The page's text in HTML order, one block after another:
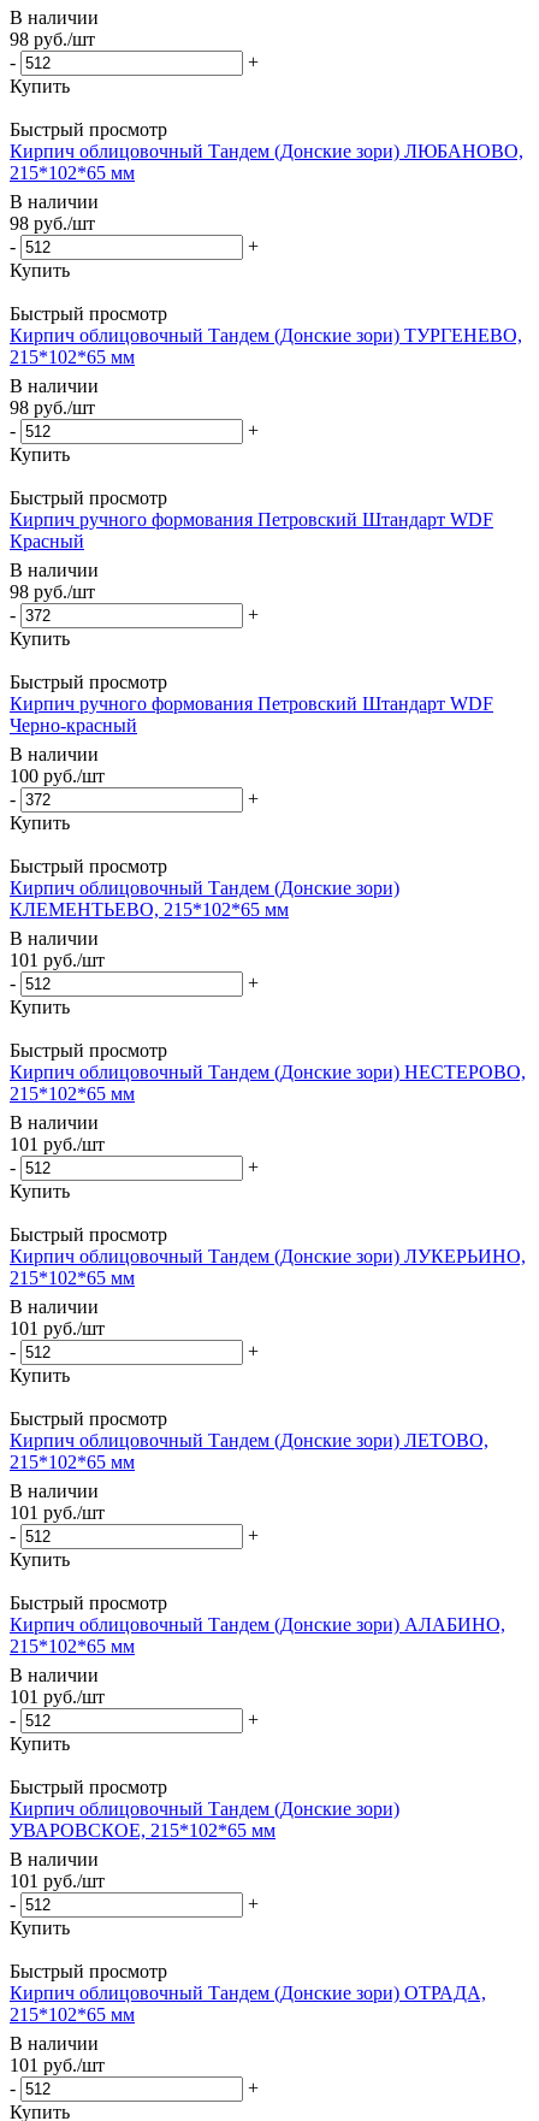
В наличии
98 руб./шт
-
+
Купить
Быстрый просмотр
Кирпич облицовочный Тандем (Донские зори) ЛЮБАНОВО,
215*102*65 мм
В наличии
98 руб./шт
-
+
Купить
Быстрый просмотр
Кирпич облицовочный Тандем (Донские зори) ТУРГЕНЕВО,
215*102*65 мм
В наличии
98 руб./шт
-
+
Купить
Быстрый просмотр
Кирпич ручного формования Петровский Штандарт WDF
Красный
В наличии
98 руб./шт
-
+
Купить
Быстрый просмотр
Кирпич ручного формования Петровский Штандарт WDF
Черно-красный
В наличии
100 руб./шт
-
+
Купить
Быстрый просмотр
Кирпич облицовочный Тандем (Донские зори)
КЛЕМЕНТЬЕВО, 215*102*65 мм
В наличии
101 руб./шт
-
+
Купить
Быстрый просмотр
Кирпич облицовочный Тандем (Донские зори) НЕСТЕРОВО,
215*102*65 мм
В наличии
101 руб./шт
-
+
Купить
Быстрый просмотр
Кирпич облицовочный Тандем (Донские зори) ЛУКЕРЬИНО,
215*102*65 мм
В наличии
101 руб./шт
-
+
Купить
Быстрый просмотр
Кирпич облицовочный Тандем (Донские зори) ЛЕТОВО,
215*102*65 мм
В наличии
101 руб./шт
-
+
Купить
Быстрый просмотр
Кирпич облицовочный Тандем (Донские зори) АЛАБИНО,
215*102*65 мм
В наличии
101 руб./шт
-
+
Купить
Быстрый просмотр
Кирпич облицовочный Тандем (Донские зори)
УВАРОВСКОЕ, 215*102*65 мм
В наличии
101 руб./шт
-
+
Купить
Быстрый просмотр
Кирпич облицовочный Тандем (Донские зори) ОТРАДА,
215*102*65 мм
В наличии
101 руб./шт
-
+
Купить